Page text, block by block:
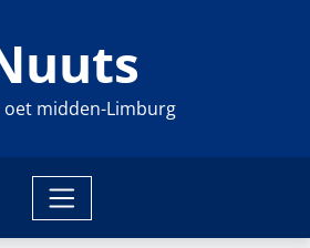
oet midden-Limburg